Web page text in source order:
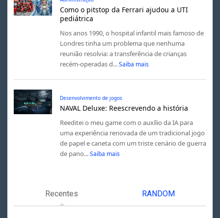
Como o pitstop da Ferrari ajudou a UTI
pediátrica
Nos anos 1990, o hospital infantil mais famoso de
Londres tinha um problema que nenhuma
reunião resolvia: a transferência de crianças
recém-operadas d... Saiba mais
Desenvolvimento de jogos
NAVAL Deluxe: Reescrevendo a história
Reeditei o meu game com o auxílio da IA para
uma experiência renovada de um tradicional jogo
de papel e caneta com um triste cenário de guerra
de pano... Saiba mais
Recentes RANDOM